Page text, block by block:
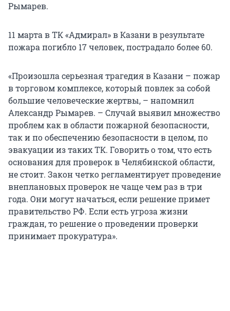
Рымарев.
11 марта в ТК «Адмирал» в Казани в результате
пожара погибло 17 человек, пострадало более 60.
«Произошла серьезная трагедия в Казани – пожар
в торговом комплексе, который повлек за собой
большие человеческие жертвы, – напомнил
Александр Рымарев. – Случай выявил множество
проблем как в области пожарной безопасности,
так и по обеспечению безопасности в целом, по
эвакуации из таких ТК. Говорить о том, что есть
основания для проверок в Челябинской области,
не стоит. Закон четко регламентирует проведение
внеплановых проверок не чаще чем раз в три
года. Они могут начаться, если решение примет
правительство РФ. Если есть угроза жизни
граждан, то решение о проведении проверки
принимает прокуратура».